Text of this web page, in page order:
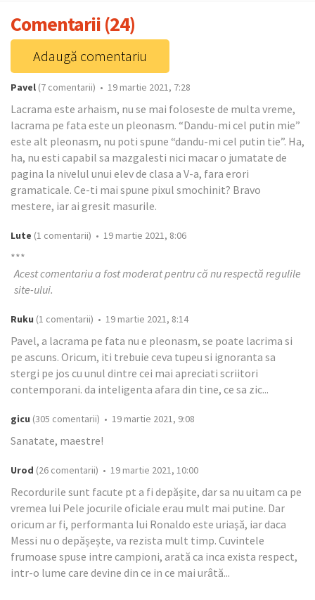
Comentarii (24)
Adaugă comentariu
Pavel (7 comentarii) • 19 martie 2021, 7:28
Lacrama este arhaism, nu se mai foloseste de multa vreme,
lacrama pe fata este un pleonasm. “Dandu-mi cel putin mie”
este alt pleonasm, nu poti spune “dandu-mi cel putin tie”. Ha,
ha, nu esti capabil sa mazgalesti nici macar o jumatate de
pagina la nivelul unui elev de clasa a V-a, fara erori
gramaticale. Ce-ti mai spune pixul smochinit? Bravo
mestere, iar ai gresit masurile.
Lute (1 comentarii) • 19 martie 2021, 8:06
***
Acest comentariu a fost moderat pentru că nu respectă regulile
site-ului.
Ruku (1 comentarii) • 19 martie 2021, 8:14
Pavel, a lacrama pe fata nu e pleonasm, se poate lacrima si
pe ascuns. Oricum, iti trebuie ceva tupeu si ignoranta sa
stergi pe jos cu unul dintre cei mai apreciati scriitori
contemporani. da inteligenta afara din tine, ce sa zic...
gicu (305 comentarii) • 19 martie 2021, 9:08
Sanatate, maestre!
Urod (26 comentarii) • 19 martie 2021, 10:00
Recordurile sunt facute pt a fi depășite, dar sa nu uitam ca pe
vremea lui Pele jocurile oficiale erau mult mai putine. Dar
oricum ar fi, performanta lui Ronaldo este uriașă, iar daca
Messi nu o depășește, va rezista mult timp. Cuvintele
frumoase spuse intre campioni, arată ca inca exista respect,
intr-o lume care devine din ce in ce mai urâtă...